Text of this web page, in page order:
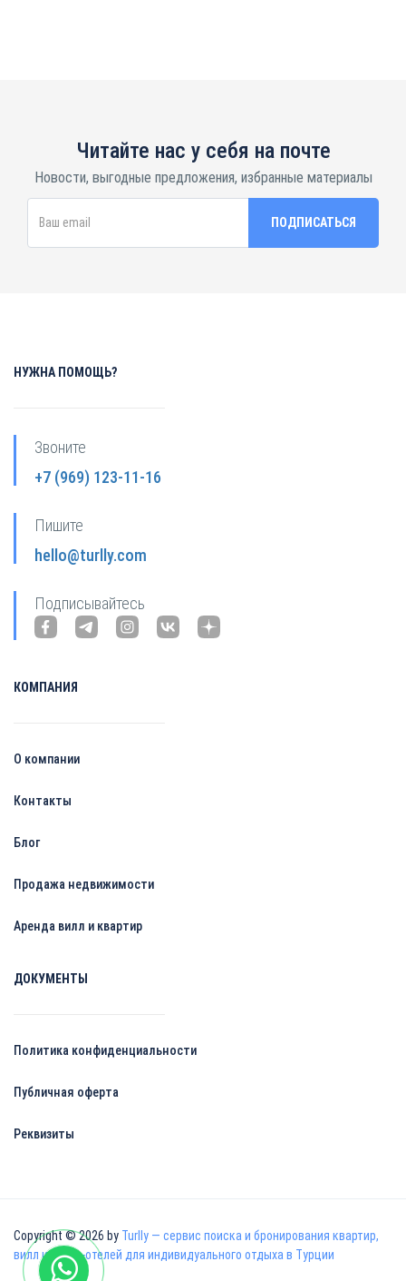
Читайте нас у себя на почте
Новости, выгодные предложения, избранные материалы
НУЖНА ПОМОЩЬ?
Звоните
+7 (969) 123-11-16
Пишите
hello@turlly.com
Подписывайтесь
КОМПАНИЯ
О компании
Контакты
Блог
Продажа недвижимости
Аренда вилл и квартир
ДОКУМЕНТЫ
Политика конфиденциальности
Публичная оферта
Реквизиты
Copyright © 2026 by Turlly — сервис поиска и бронирования квартир,
вилл и апарт-отелей для индивидуального отдыха в Турции